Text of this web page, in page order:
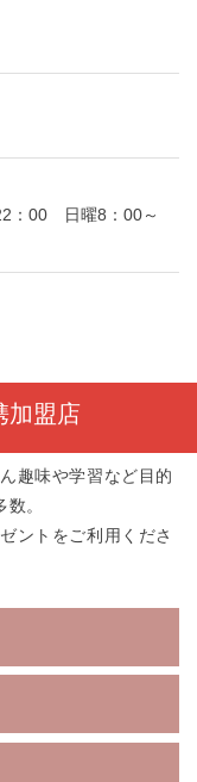
：00 日曜8：00～
加盟店
趣味や学習など目的
。
ントをご利用くださ